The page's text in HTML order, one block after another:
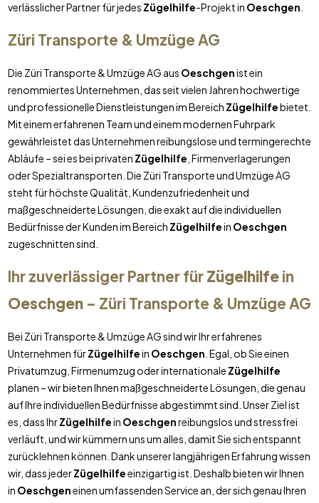
verlässlicher Partner für jedes Zügelhilfe-Projekt in Oeschgen
Züri Transporte & Umzüge AG
Die Züri Transporte & Umzüge AG aus Oeschgenist ein
renommiertes Unternehmen, das seit vielen Jahren hochwertige
und professionelle Dienstleistungen im Bereich Zügelhilfebietet.
Mit einem erfahrenen Team und einem modernen Fuhrpark
gewährleistet das Unternehmen reibungslose und termingerechte
Abläufe – sei es bei privaten Zügelhilfe , Firmenverlagerungen
oder Spezialtransporten. Die Züri Transporte und Umzüge AG
steht für höchste Qualität, Kundenzufriedenheit und
maßgeschneiderte Lösungen, die exakt auf die individuellen
Bedürfnisse der Kunden im Bereich Zügelhilfein Oeschgen
zugeschnitten sind.
Ihr zuverlässiger Partner fürZügelhilfein
Oeschgen– Züri Transporte & Umzüge AG
Bei Züri Transporte & Umzüge AG sind wir Ihr erfahrenes
Unternehmen fürZügelhilfein Oeschgen . Egal, ob Sie einen
Privatumzug, Firmenumzug oder internationale Zügelhilfe
planen – wir bieten Ihnen maßgeschneiderte Lösungen, die genau
auf Ihre individuellen Bedürfnisse abgestimmt sind. Unser Ziel ist
es, dass IhrZügelhilfein Oeschgenreibungslos und stressfrei
verläuft, und wir kümmern uns um alles, damit Sie sich entspannt
zurücklehnen können. Dank unserer langjährigen Erfahrung wissen
wir, dass jederZügelhilfeeinzigartig ist. Deshalb bieten wir Ihnen
in Oeschgeneinen umfassenden Service an, der sich genau Ihren